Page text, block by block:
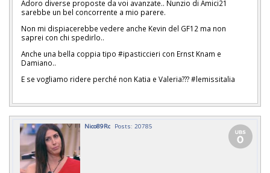
Adoro diverse proposte da voi avanzate.. Nunzio di Amici21
sarebbe un bel concorrente a mio parere.
Non mi dispiacerebbe vedere anche Kevin del GF12 ma non
saprei con chi spedirlo..
Anche una bella coppia tipo #ipasticcieri con Ernst Knam e
Damiano..
E se vogliamo ridere perché non Katia e Valeria??? #lemissitalia
Nico89Rc Posts: 20785